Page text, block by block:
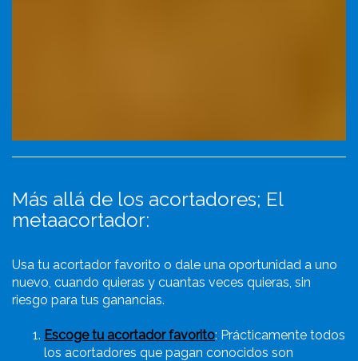
Más allá de los acortadores; El
metaacortador:
Usa tu acortador favorito o dale una oportunidad a uno
nuevo, cuando quieras y cuantas veces quieras, sin
riesgo para tus ganancias.
Escoge tu acortador favorito: Prácticamente todos
los acortadores que pagan conocidos son